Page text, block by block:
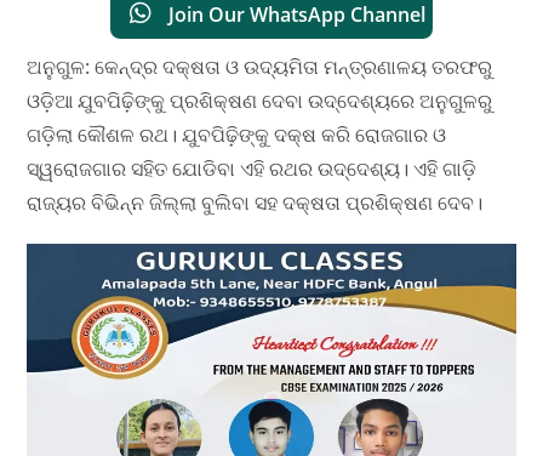
Join Our WhatsApp Channel
ଅନୁଗୁଳ: କେନ୍ଦ୍ର ଦକ୍ଷତା ଓ ଉଦ୍ୟମିତା ମନ୍ତ୍ରଣାଳୟ ତରଫରୁ
ଓଡ଼ିଆ ଯୁବପିଢ଼ିଙ୍କୁ ପ୍ରଶିକ୍ଷଣ ଦେବା ଉଦ୍ଦେଶ୍ୟରେ ଅନୁଗୁଳରୁ
ଗଡ଼ିଲା କୌଶଳ ରଥ। ଯୁବପିଢ଼ିଙ୍କୁ ଦକ୍ଷ କରି ରୋଜଗାର ଓ
ସ୍ୱରୋଜଗାର ସହିତ ଯୋଡିବା ଏହି ରଥର ଉଦ୍ଦେଶ୍ୟ। ଏହି ଗାଡ଼ି
ରାଜ୍ୟର ବିଭିନ୍ନ ଜିଲ୍ଲା ବୁଲିବା ସହ ଦକ୍ଷତା ପ୍ରଶିକ୍ଷଣ ଦେବ।